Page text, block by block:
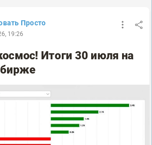
Просто
19:26
Итоги 30 июля на